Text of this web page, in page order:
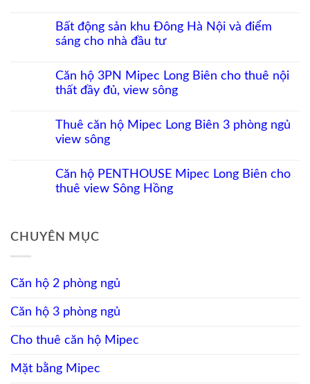
tư
căn
hộ
Biên
độ
tăng
bao
nhiêu?
bình
luận
thuê
Penthouse
chung
Long
Biên
view
Bất động sản khu Đông Hà Nội và điểm
sáng cho nhà đầu tư
bình
luận
động
sản
khu
Nội
và
điểm
đầu
Căn hộ 3PN Mipec Long Biên cho thuê nội
thất đầy đủ, view sông
bình
luận
hộ
3PN
Mipec
thuê
nội
view
Thuê căn hộ Mipec Long Biên 3 phòng ngủ
view sông
bình
luận
Mipec
phòng
ngủ
sông
Căn hộ PENTHOUSE Mipec Long Biên cho
thuê view Sông Hồng
luận
PENTHOUSE
Mipec
Biên
cho
view
CHUYÊN MỤC
Căn hộ 2 phòng ngủ
Căn hộ 3 phòng ngủ
Cho thuê căn hộ Mipec
Mặt bằng Mipec